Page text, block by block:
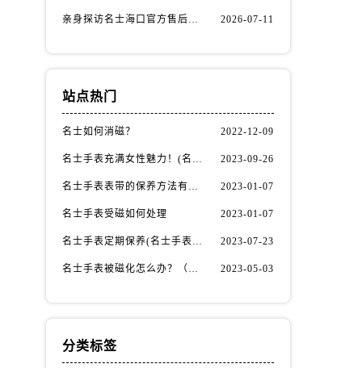
亲身探访名士海口官方售后服务中心｜全部地址与售后电话（2026年7月最新） 2026-07-11
站点热门
名士如何消磁？ 2022-12-09
名士手表充满女性魅力！(名士手表推荐！) 2023-09-26
名士手表表带的保养方法有哪些？ 2023-01-07
名士手表受磁如何处理 2023-01-07
名士手表定期保养(名士手表的保养方法) 2023-07-23
名士手表被磁化怎么办？（名士手表磁化处理方法） 2023-05-03
分类标签